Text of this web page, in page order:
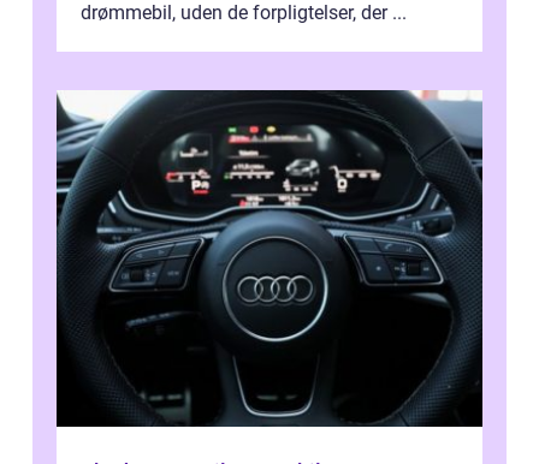
drømmebil, uden de forpligtelser, der ...